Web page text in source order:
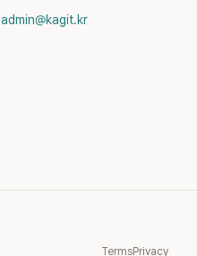
admin@kagit.kr
TermsPrivacy